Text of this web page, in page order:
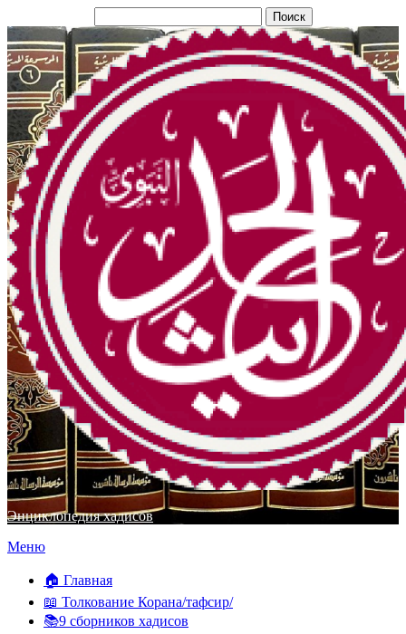
Энциклопедия хадисов
Перейти
содержимому
Меню
🏠 Главная
📖 Толкование Корана/тафсир/
📚9 сборников хадисов